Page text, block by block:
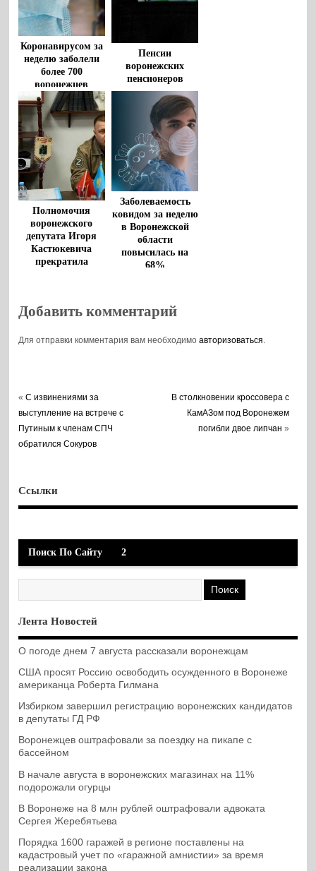
Коронавирусом за
неделю заболели
более 700
воронежцев
Пенсии
воронежских
пенсионеров
вырастут на 7,5
процента с 2024
года
Полномочия
воронежского
депутата Игоря
Кастюкевича
прекратила
Заболеваемость
ковидом за неделю
в Воронежской
области
повысилась на
68%
Добавить комментарий
Для отправки комментария вам необходимоавторизоваться.
«С извинениями за
выступление на встрече с
Путиным к членам СПЧ
обратился Сокуров
В столкновении кроссовера с
КамАЗом под Воронежем
погибли двое липчан »
Ссылки
Поиск По Сайту 2
Лента Новостей
О погоде днем 7 августа рассказали воронежцам
США просят Россию освободить осужденного в Воронеже
американца Роберта Гилмана
Избирком завершил регистрацию воронежских кандидатов
в депутаты ГД РФ
Воронежцев оштрафовали за поездку на пикапе с
бассейном
В начале августа в воронежских магазинах на 11%
подорожали огурцы
В Воронеже на 8 млн рублей оштрафовали адвоката
Сергея Жеребятьева
Порядка 1600 гаражей в регионе поставлены на
кадастровый учет по «гаражной амнистии» за время
реализации закона